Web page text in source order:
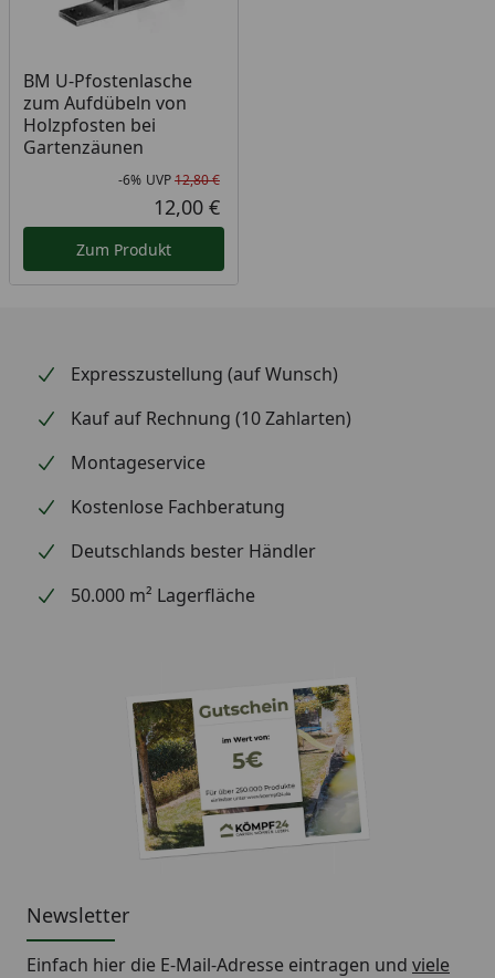
BM U-Pfostenlasche
zum Aufdübeln von
Holzpfosten bei
Gartenzäunen
Rabatt in Prozent
-6%
Ursprünglicher Preis
UVP12,80 €
Aktueller Preis
12,00 €
Zum Produkt
Expresszustellung (auf Wunsch)
Kauf auf Rechnung (10 Zahlarten)
Montageservice
Kostenlose Fachberatung
Deutschlands bester Händler
50.000 m² Lagerfläche
Newsletter
Einfach hier die E-Mail-Adresse eintragen und viele